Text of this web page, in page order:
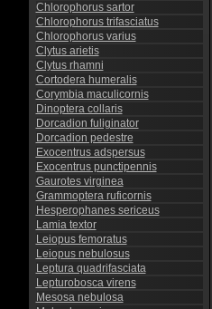
Chlorophorus sartor
Chlorophorus trifasciatus
Chlorophorus varius
Clytus arietis
Clytus rhamni
Cortodera humeralis
Corymbia maculicornis
Dinoptera collaris
Dorcadion fuliginator
Dorcadion pedestre
Exocentrus adspersus
Exocentrus punctipennis
Gaurotes virginea
Grammoptera ruficornis
Hesperophanes sericeus
Lamia textor
Leiopus femoratus
Leiopus nebulosus
Leptura quadrifasciata
Lepturobosca virens
Mesosa nebulosa